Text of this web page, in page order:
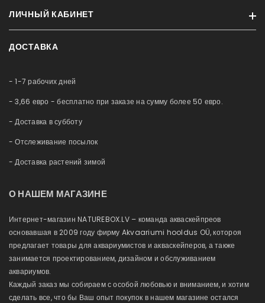
Условия
Обслуживание аквариумов
Esto Рассрочка
Блог
Бренды
Новые продукты
ЛИЧНЫЙ КАБИНЕТ
Профиль
Приобретённые товары
Список желаний
Сравнение
ДОСТАВКА
- 1-7 рабочих дней
- 3,66 евро - бесплатно при заказе на сумму более 50 евро.
- Доставка в субботу
- Отслеживание посылок
- Доставка растений зимой
О НАШЕМ МАГАЗИНЕ
Интернет-магазин NATUREBOX.LV – команда акваскейпреов
основавшая в 2009 году фирму Akvaariumi hooldus OÜ, котороя
предлагает товары для аквариумистов и акваскейперов, а также
занимается проектированием, дизайном и обслуживанием
аквариумов.
Каждый заказ мы собираем с особой любовью и вниманием, и хотим
сделать все, что бы Ваш опыт покупок в нашем магазине остался